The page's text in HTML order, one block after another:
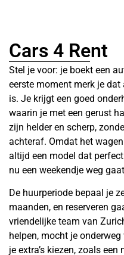
Cars 4 Rent
Stel je voor: je boekt een
eerste moment merk je
is. Je krijgt een goed
waarin je met een gerust
zijn helder en scherp,
achteraf. Omdat het
altijd een model dat
nu een weekendje weg
De huurperiode bepaal je
maanden, en reserveren
vriendelijke team van
helpen, mocht je
je extra’s kiezen, zoals